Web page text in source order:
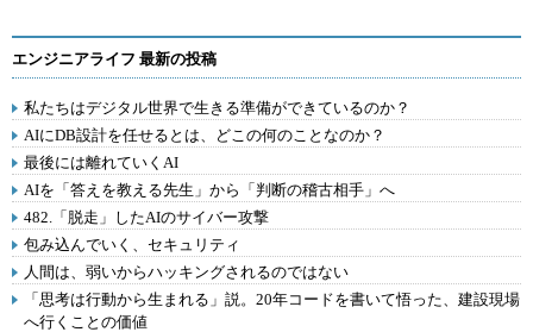
エンジニアライフ 最新の投稿
私たちはデジタル世界で生きる準備ができているのか？
AIにDB設計を任せるとは、どこの何のことなのか？
最後には離れていくAI
AIを「答えを教える先生」から「判断の稽古相手」へ
482.「脱走」したAIのサイバー攻撃
包み込んでいく、セキュリティ
人間は、弱いからハッキングされるのではない
「思考は行動から生まれる」説。20年コードを書いて悟った、建設現場
へ行くことの価値